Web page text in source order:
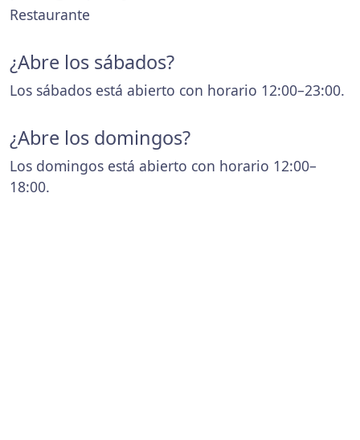
Restaurante
¿Abre los sábados?
Los sábados está abierto con horario 12:00–23:00.
¿Abre los domingos?
Los domingos está abierto con horario 12:00–
18:00.